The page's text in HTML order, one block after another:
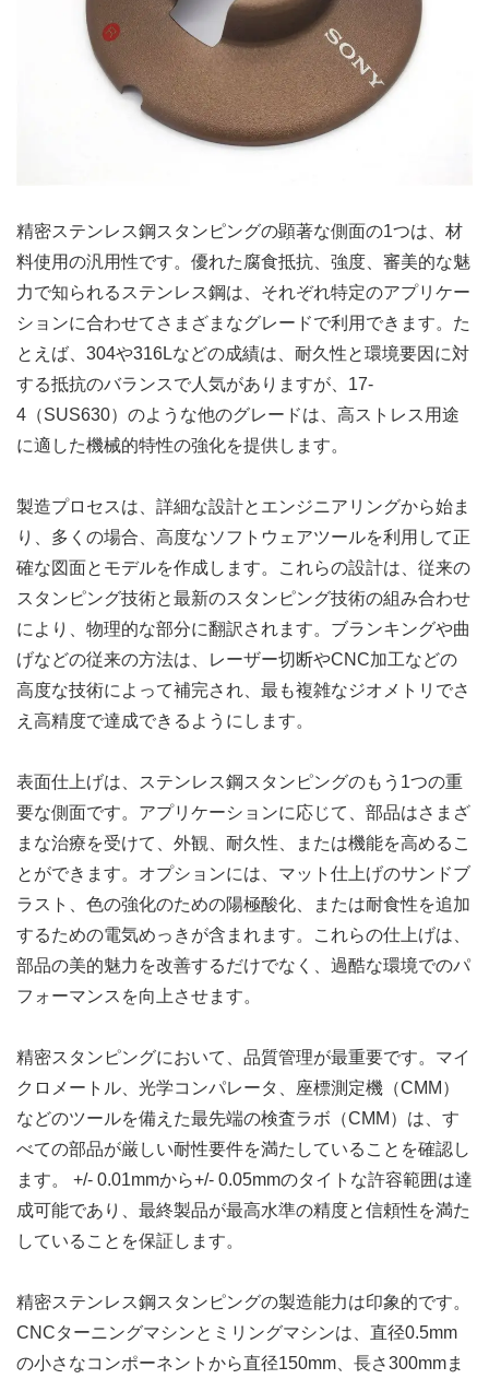
精密ステンレス鋼スタンピングの顕著な側面の1つは、材
料使用の汎用性です。優れた腐食抵抗、強度、審美的な魅
力で知られるステンレス鋼は、それぞれ特定のアプリケー
ションに合わせてさまざまなグレードで利用できます。た
とえば、304や316Lなどの成績は、耐久性と環境要因に対
する抵抗のバランスで人気がありますが、17-
4（SUS630）のような他のグレードは、高ストレス用途
に適した機械的特性の強化を提供します。
製造プロセスは、詳細な設計とエンジニアリングから始ま
り、多くの場合、高度なソフトウェアツールを利用して正
確な図面とモデルを作成します。これらの設計は、従来の
スタンピング技術と最新のスタンピング技術の組み合わせ
により、物理的な部分に翻訳されます。ブランキングや曲
げなどの従来の方法は、レーザー切断やCNC加工などの
高度な技術によって補完され、最も複雑なジオメトリでさ
え高精度で達成できるようにします。
表面仕上げは、ステンレス鋼スタンピングのもう1つの重
要な側面です。アプリケーションに応じて、部品はさまざ
まな治療を受けて、外観、耐久性、または機能を高めるこ
とができます。オプションには、マット仕上げのサンドブ
ラスト、色の強化のための陽極酸化、または耐食性を追加
するための電気めっきが含まれます。これらの仕上げは、
部品の美的魅力を改善するだけでなく、過酷な環境でのパ
フォーマンスを向上させます。
精密スタンピングにおいて、品質管理が最重要です。マイ
クロメートル、光学コンパレータ、座標測定機（CMM）
などのツールを備えた最先端の検査ラボ（CMM）は、す
べての部品が厳しい耐性要件を満たしていることを確認し
ます。 +/- 0.01mmから+/- 0.05mmのタイトな許容範囲は達
成可能であり、最終製品が最高水準の精度と信頼性を満た
していることを保証します。
精密ステンレス鋼スタンピングの製造能力は印象的です。
CNCターニングマシンとミリングマシンは、直径0.5mm
の小さなコンポーネントから直径150mm、長さ300mmま